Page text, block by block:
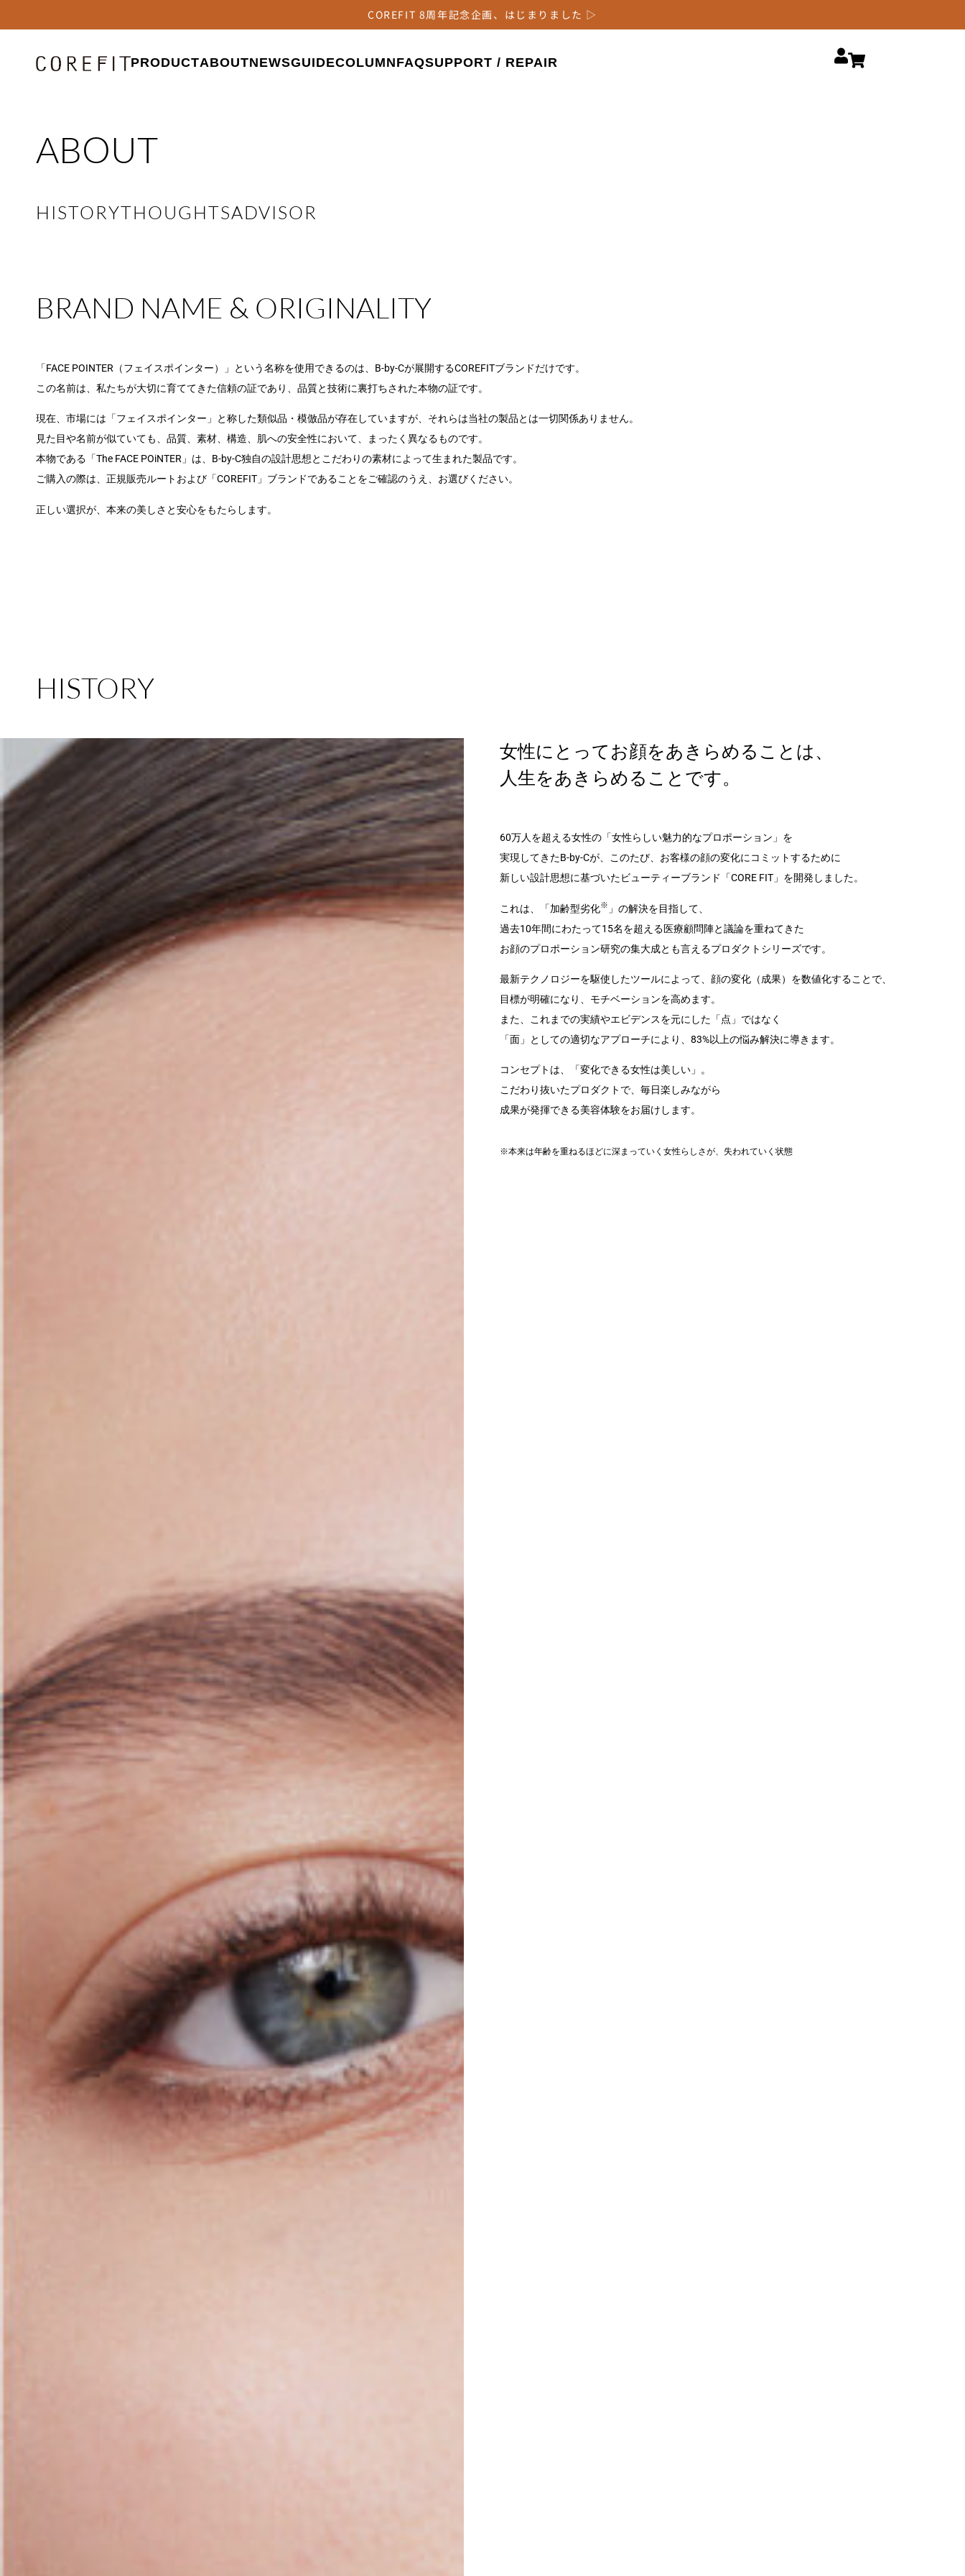
COREFIT 8周年記念企画、はじまりました ▷
PRODUCTABOUTNEWSGUIDECOLUMNFAQSUPPORT / REPAIR
ABOUT
HISTORYTHOUGHTSADVISOR
BRAND NAME & ORIGINALITY
「FACE POINTER（フェイスポインター）」という名称を使用できるのは、B-by-Cが展開するCOREFITブランドだけです。
この名前は、私たちが大切に育ててきた信頼の証であり、品質と技術に裏打ちされた本物の証です。
現在、市場には「フェイスポインター」と称した類似品・模倣品が存在していますが、それらは当社の製品とは一切関係ありません。
見た目や名前が似ていても、品質、素材、構造、肌への安全性において、まったく異なるものです。
本物である「The FACE POiNTER」は、B-by-C独自の設計思想とこだわりの素材によって生まれた製品です。
ご購入の際は、正規販売ルートおよび「COREFIT」ブランドであることをご確認のうえ、お選びください。
正しい選択が、本来の美しさと安心をもたらします。
HISTORY
女性にとってお顔をあきらめることは、
人生をあきらめることです。
60万人を超える女性の「女性らしい魅力的なプロポーション」を
実現してきたB-by-Cが、このたび、お客様の顔の変化にコミットするために
新しい設計思想に基づいたビューティーブランド「CORE FIT」を開発しました。
これは、「加齢型劣化※ 」の解決を目指して、
過去10年間にわたって15名を超える医療顧問陣と議論を重ねてきた
お顔のプロポーション研究の集大成とも言えるプロダクトシリーズです。
最新テクノロジーを駆使したツールによって、顔の変化（成果）を数値化することで、
目標が明確になり、モチベーションを高めます。
また、これまでの実績やエビデンスを元にした「点」ではなく
「面」としての適切なアプローチにより、83%以上の悩み解決に導きます。
コンセプトは、「変化できる女性は美しい」。
こだわり抜いたプロダクトで、毎日楽しみながら
成果が発揮できる美容体験をお届けします。
※本来は年齢を重ねるほどに深まっていく女性らしさが、失われていく状態